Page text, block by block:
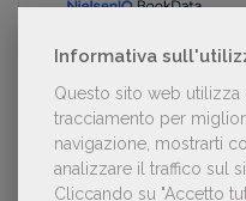
Informativa
Questo sito web
tracciamento per
navigazione, mostrarti
analizzare il traffico sul
Cliccando su "Accetto
POLTRONE
Laura